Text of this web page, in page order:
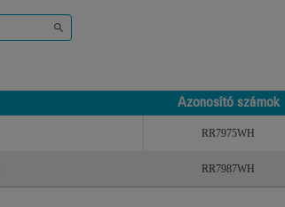
Azonosító számok
RR7975WH
RR7987WH